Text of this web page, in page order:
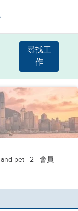
尋找工
作
and pet | 2 - 會員